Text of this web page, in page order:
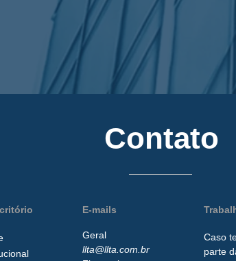
Contato
E-mails
Geral
llta@llta.com.br
Caso
parte